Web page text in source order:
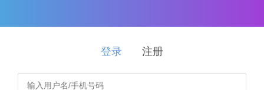
登录 注册